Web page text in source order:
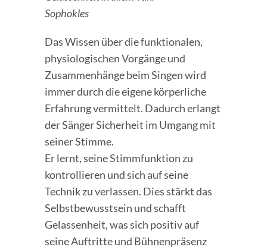
Sophokles
Das Wissen über die funktionalen,
physiologischen Vorgänge und
Zusammenhänge beim Singen wird
immer durch die eigene körperliche
Erfahrung vermittelt. Dadurch erlangt
der Sänger Sicherheit im Umgang mit
seiner Stimme.
Er lernt, seine Stimmfunktion zu
kontrollieren und sich auf seine
Technik zu verlassen. Dies stärkt das
Selbstbewusstsein und schafft
Gelassenheit, was sich positiv auf
seine Auftritte und Bühnenpräsenz